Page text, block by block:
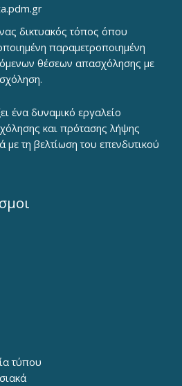
δικτυακός τόπος όπου
παραμετροποιημένη
θέσεων απασχόλησης με
ένα δυναμικό εργαλείο
και πρότασης λήψης
τη βελτίωση του επενδυτικού
τύπου